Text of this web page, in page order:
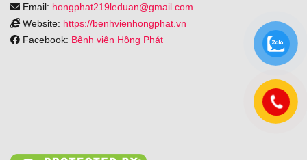
Email: hongphat219leduan@gmail.com
Website: https://benhvienhongphat.vn
Facebook: Bệnh viện Hồng Phát